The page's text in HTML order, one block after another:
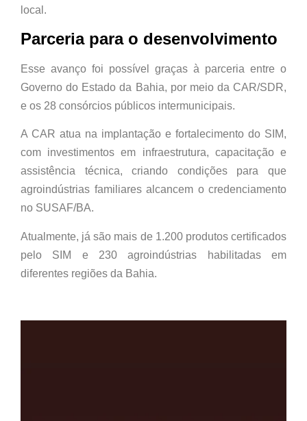
local.
Parceria para o desenvolvimento
Esse avanço foi possível graças à parceria entre o
Governo do Estado da Bahia, por meio da CAR/SDR,
e os 28 consórcios públicos intermunicipais.
A CAR atua na implantação e fortalecimento do SIM,
com investimentos em infraestrutura, capacitação e
assistência técnica, criando condições para que
agroindústrias familiares alcancem o credenciamento
no SUSAF/BA.
Atualmente, já são mais de 1.200 produtos certificados
pelo SIM e 230 agroindústrias habilitadas em
diferentes regiões da Bahia.